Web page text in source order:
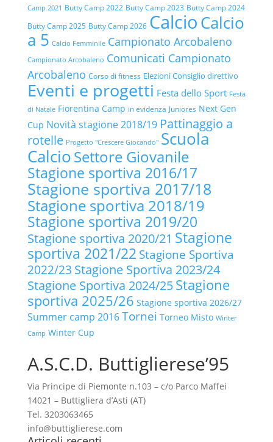
Camp 2021 Butty Camp 2022 Butty Camp 2023 Butty Camp 2024
Butty Camp 2025 Butty Camp 2026 CalcioCalcio
a 5 Calcio Femminile Campionato Arcobaleno
Campionato Arcobaleno Comunicati Campionato
Arcobaleno Corso di fitness Elezioni Consiglio direttivo
Eventi e progetti Festa dello Sport Festa
di Natale Fiorentina Camp in evidenza Juniores Next Gen
Cup Novità stagione 2018/19 Pattinaggio a
rotelle Progetto "Crescere Giocando" Scuola
CalcioSettore Giovanile
Stagione sportiva 2016/17
Stagione sportiva 2017/18
Stagione sportiva 2018/19
Stagione sportiva 2019/20
Stagione sportiva 2020/21 Stagione
sportiva 2021/22 Stagione Sportiva
2022/23 Stagione Sportiva 2023/24
Stagione Sportiva 2024/25Stagione
sportiva 2025/26 Stagione sportiva 2026/27
Summer camp 2016Tornei Torneo Misto Winter
Camp Winter Cup
A.S.C.D. Buttiglierese’95
Via Principe di Piemonte n.103 – c/o Parco Maffei
14021 – Buttigliera d’Asti (AT)
Tel. 3203063465
info@buttiglierese.com